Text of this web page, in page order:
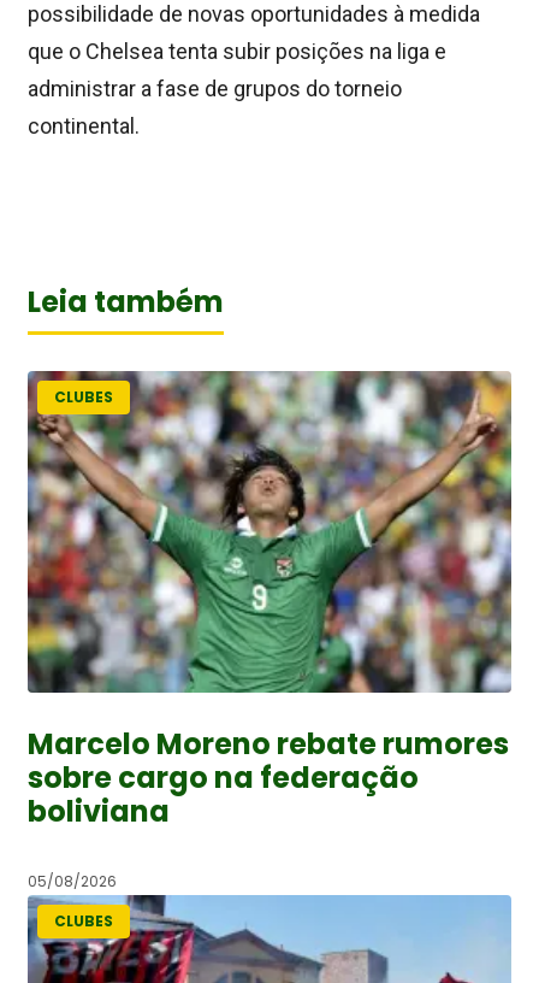
possibilidade de novas oportunidades à medida
que o Chelsea tenta subir posições na liga e
administrar a fase de grupos do torneio
continental.
Leia também
CLUBES
Marcelo Moreno rebate rumores
sobre cargo na federação
boliviana
05/08/2026
CLUBES